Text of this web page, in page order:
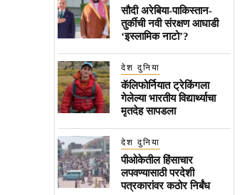
सौदी अरेबिया-पाकिस्तान-
तुर्कीची नवी संरक्षण आघाडी
‘इस्लामिक नाटो’?
देश दुनिया
कॅलिफोर्नियात ट्रेकिंगला
गेलेल्या भारतीय विद्यार्थ्याचा
मृतदेह सापडला
देश दुनिया
पीओकेतील हिंसाचार
लपवण्यासाठी परदेशी
पत्रकारांवर कठोर निर्बंध